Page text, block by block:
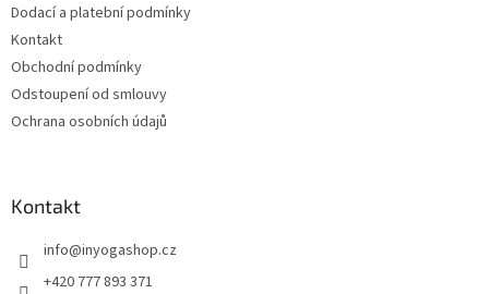
Dodací a platební podmínky
Kontakt
Obchodní podmínky
Odstoupení od smlouvy
Ochrana osobních údajů
Kontakt
info@inyogashop.cz
+420 777 893 371